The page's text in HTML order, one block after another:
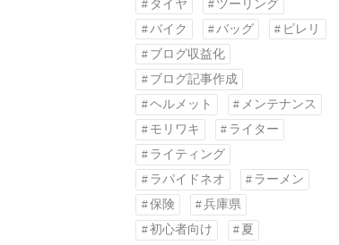
タイヤ
ツーリング
バイク
バッグ
ピレリ
ブログ収益化
ブログ記事作成
ヘルメット
メンテナンス
モリワキ
ライター
ライティング
ラパイドネオ
ラーメン
保険
兵庫県
初心者向け
夏